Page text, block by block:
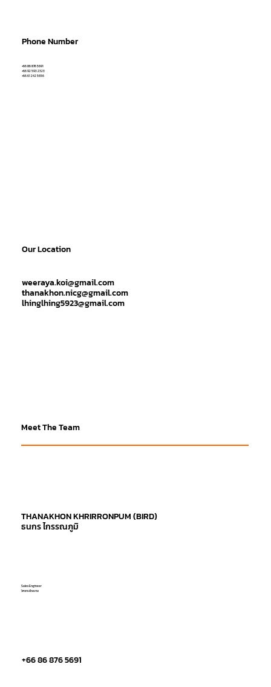
Phone Number
+66 86 876 5691
+66 92 593 2323
+66 61 242 5656
Our Location
weeraya.koi@gmail.com
thanakhon.nicg@gmail.com
lhinglhing5923@gmail.com
THANAKHON KHRIRRONPUM (BIRD)
ธนกร ไกรรณภูมิ
Sales Engineer
วิศวกรฝ่ายขาย
+66 86 876 5691
Meet The Team